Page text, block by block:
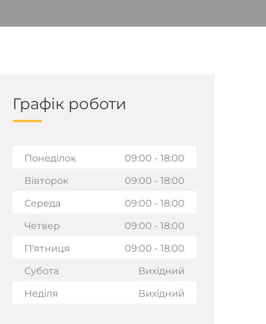
Графік роботи
Понеділок
09:00 - 18:00
Вівторок
09:00 - 18:00
Середа
09:00 - 18:00
Четвер
09:00 - 18:00
П'ятниця
09:00 - 18:00
Субота
Вихідний
Неділя
Вихідний